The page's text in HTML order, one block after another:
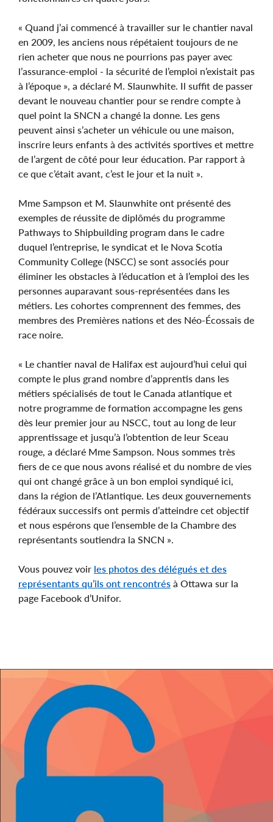
« Quand j’ai commencé à travailler sur le chantier naval
en 2009, les anciens nous répétaient toujours de ne
rien acheter que nous ne pourrions pas payer avec
l’assurance-emploi - la sécurité de l’emploi n’existait pas
à l’époque », a déclaré M. Slaunwhite. Il suffit de passer
devant le nouveau chantier pour se rendre compte à
quel point la SNCN a changé la donne. Les gens
peuvent ainsi s’acheter un véhicule ou une maison,
inscrire leurs enfants à des activités sportives et mettre
de l’argent de côté pour leur éducation. Par rapport à
ce que c’était avant, c’est le jour et la nuit ».
Mme Sampson et M. Slaunwhite ont présenté des
exemples de réussite de diplômés du programme
Pathways to Shipbuilding program dans le cadre
duquel l’entreprise, le syndicat et le Nova Scotia
Community College (NSCC) se sont associés pour
éliminer les obstacles à l’éducation et à l’emploi des les
personnes auparavant sous-représentées dans les
métiers. Les cohortes comprennent des femmes, des
membres des Premières nations et des Néo-Écossais de
race noire.
« Le chantier naval de Halifax est aujourd’hui celui qui
compte le plus grand nombre d’apprentis dans les
métiers spécialisés de tout le Canada atlantique et
notre programme de formation accompagne les gens
dès leur premier jour au NSCC, tout au long de leur
apprentissage et jusqu’à l’obtention de leur Sceau
rouge, a déclaré Mme Sampson. Nous sommes très
fiers de ce que nous avons réalisé et du nombre de vies
qui ont changé grâce à un bon emploi syndiqué ici,
dans la région de l’Atlantique. Les deux gouvernements
fédéraux successifs ont permis d’atteindre cet objectif
et nous espérons que l’ensemble de la Chambre des
représentants soutiendra la SNCN ».
Vous pouvez voir les photos des délégués et des
représentants qu’ils ont rencontrés à Ottawa sur la
page Facebook d’Unifor.